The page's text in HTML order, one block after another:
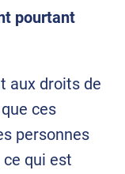
pourtant
aux droits de
ces
personnes
qui est